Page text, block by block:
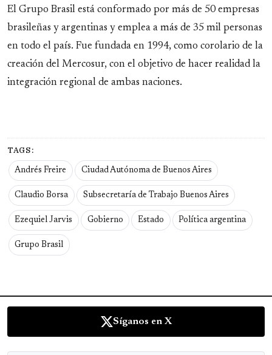
El Grupo Brasil está conformado por más de 50 empresas
brasileñas y argentinas y emplea a más de 35 mil personas
en todo el país. Fue fundada en 1994, como corolario de la
creación del Mercosur, con el objetivo de hacer realidad la
integración regional de ambas naciones.
TAGS:
Andrés Freire Ciudad Autónoma de Buenos Aires
Claudio Borsa Subsecretaría de Trabajo Buenos Aires
Ezequiel Jarvis Gobierno Estado Política argentina
Grupo Brasil
Síganos en X